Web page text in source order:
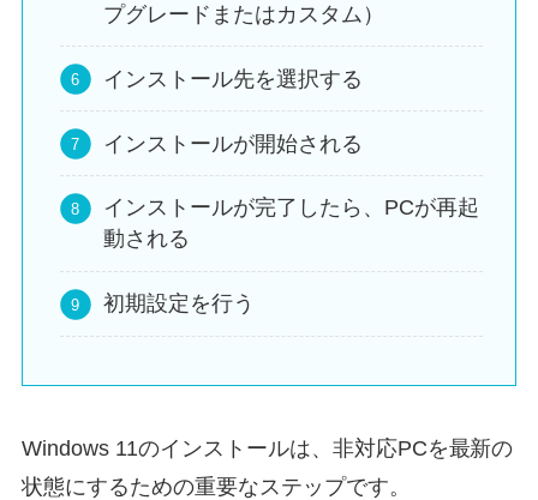
プグレードまたはカスタム）
インストール先を選択する
インストールが開始される
インストールが完了したら、PCが再起
動される
初期設定を行う
Windows 11のインストールは、非対応PCを最新の
状態にするための重要なステップです。